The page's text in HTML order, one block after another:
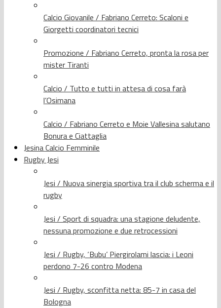
Calcio Giovanile / Fabriano Cerreto: Scaloni e
Giorgetti coordinatori tecnici
Promozione / Fabriano Cerreto, pronta la rosa per
mister Tiranti
Calcio / Tutto e tutti in attesa di cosa farà
l’Osimana
Calcio / Fabriano Cerreto e Moie Vallesina salutano
Bonura e Ciattaglia
Jesina Calcio Femminile
Rugby Jesi
Jesi / Nuova sinergia sportiva tra il club scherma e il
rugby
Jesi / Sport di squadra: una stagione deludente,
nessuna promozione e due retrocessioni
Jesi / Rugby, ‘Bubu’ Piergirolami lascia: i Leoni
perdono 7-26 contro Modena
Jesi / Rugby, sconfitta netta: 85-7 in casa del
Bologna